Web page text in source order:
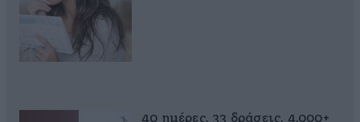
40 ημέρες, 33 δράσεις, 4.000+